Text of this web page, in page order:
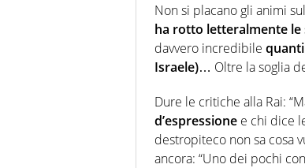
Non si placano gli animi
ha rotto letteralmente le
davvero incredibile
Israele)… Oltre la soglia
Dure le critiche alla Rai:
d’espressione e chi dice
destropiteco non sa cosa
ancora: “Uno dei pochi